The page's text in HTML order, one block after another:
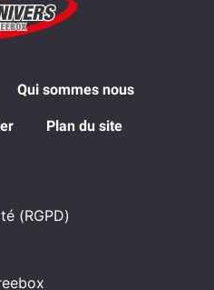
Qui sommes nous
Plan du site
(RGPD)